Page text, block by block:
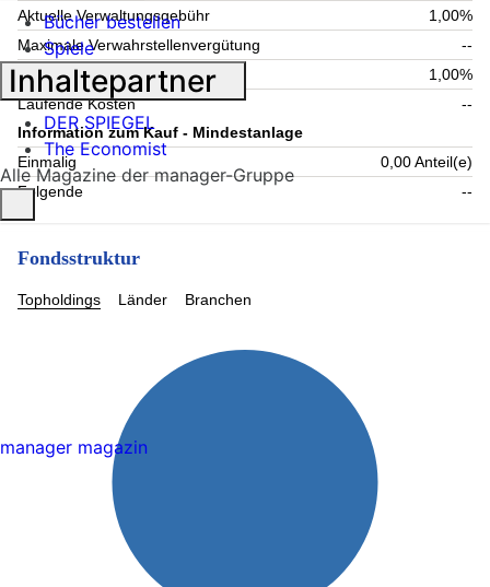
Aktuelle Verwaltungsgebühr
1,00%
Maximale Verwahrstellenvergütung
--
Maximale Verwaltungsgebühr
1,00%
Laufende Kosten
--
Information zum Kauf - Mindestanlage
Einmalig
0,00 Anteil(e)
Folgende
--
Fondsstruktur
Topholdings Länder Branchen
Bücher bestellen
Spiele
Inhaltepartner
DER SPIEGEL
The Economist
Alle Magazine der manager-Gruppe
manager magazin